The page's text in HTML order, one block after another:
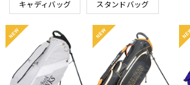
キャディバッグ スタンドバッグ